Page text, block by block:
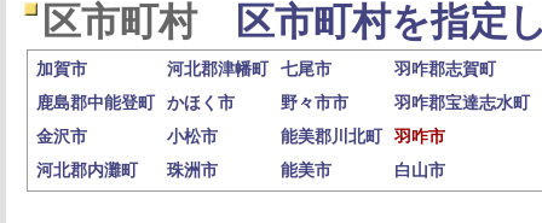
区市町村
区市町村を指定
加賀市 河北郡津幡町 七尾市
羽咋郡志賀町
鹿島郡中能登町
かほく市 野々市市
羽咋郡宝達志水町
金沢市
小松市 能美郡川北町
羽咋市
河北郡内灘町
珠洲市 能美市 白山市